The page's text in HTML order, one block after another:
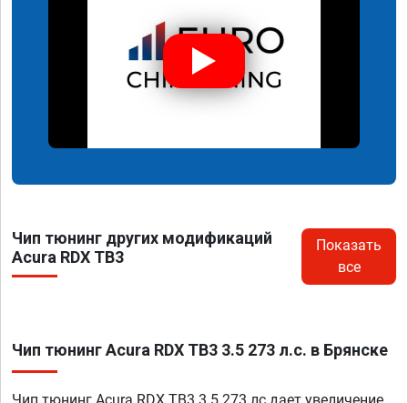
Чип тюнинг других модификаций
Acura RDX TB3
Показать
все
Чип тюнинг Acura RDX TB3 3.5 273 л.с. в Брянске